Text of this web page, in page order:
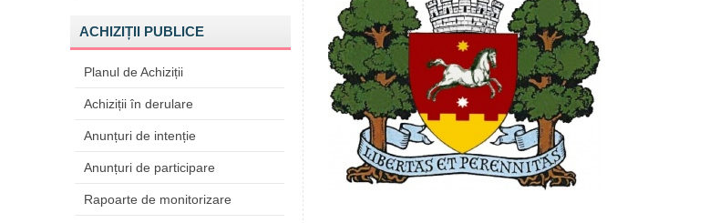
ACHIZIȚII PUBLICE
Planul de Achiziții
Achiziții în derulare
Anunțuri de intenție
Anunțuri de participare
Rapoarte de monitorizare